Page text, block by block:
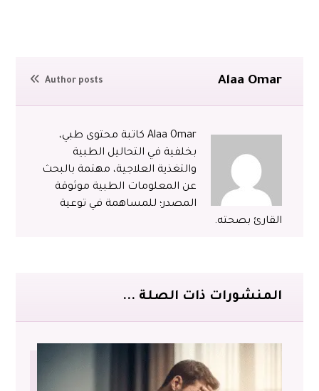
Alaa Omar
Author posts
Alaa Omar كاتبة محتوى طبي،
بخلفية في التحاليل الطبية
والتغذية العلاجية، مهتمة بالبحث
عن المعلومات الطبية موثوقة
المصدر؛ للمساهمة في توعية
القارئ بصحته.
المنشورات ذات الصلة ...